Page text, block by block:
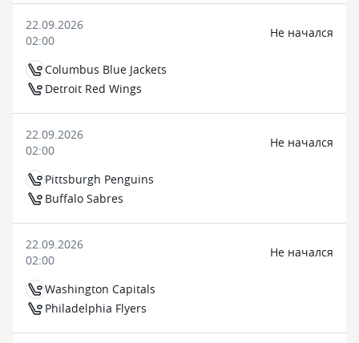
22.09.2026
02:00
Columbus Blue Jackets
Detroit Red Wings
Не начался
22.09.2026
02:00
Pittsburgh Penguins
Buffalo Sabres
Не начался
22.09.2026
02:00
Washington Capitals
Philadelphia Flyers
Не начался